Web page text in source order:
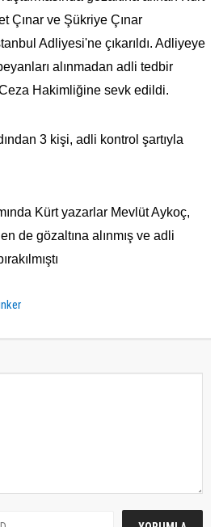
Çınar ve Şükriye Çınar
Adliyesi'ne çıkarıldı. Adliyeye
alınmadan adli tedbir
Hakimliğine sevk edildi.
3 kişi, adli kontrol şartıyla
Kürt yazarlar Mevlüt Aykoç,
de gözaltına alınmış ve adli